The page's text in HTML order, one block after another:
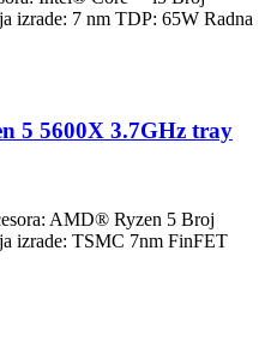
izrade: 7 nm TDP: 65W Radna
5 5600X 3.7GHz tray
AMD® Ryzen 5 Broj
izrade: TSMC 7nm FinFET